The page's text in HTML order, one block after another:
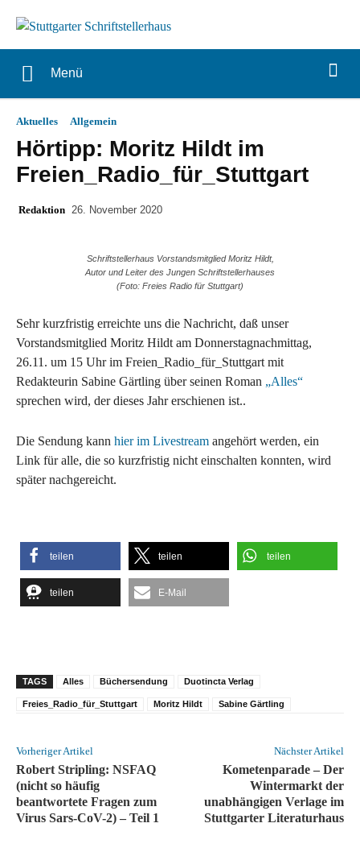
Menü
Aktuelles Allgemein
Hörtipp: Moritz Hildt im
Freien_Radio_für_Stuttgart
Redaktion 26. November 2020
Schriftstellerhaus Vorstandsmitglied Moritz Hildt,
Autor und Leiter des Jungen Schriftstellerhauses
(Foto: Freies Radio für Stuttgart)
Sehr kurzfristig erreichte uns die Nachricht, daß unser
Vorstandsmitglied Moritz Hildt am Donnerstagnachmittag,
26.11. um 15 Uhr im Freien_Radio_für_Stuttgart mit
Redakteurin Sabine Gärtling über seinen Roman „Alles“
sprechen wird, der dieses Jahr erschienen ist..
Die Sendung kann hier im Livestream angehört werden, ein
Link für alle, die so kurzfristig nicht einschalten konnten, wird
später nachgereicht.
teilen teilen teilen
teilen E-Mail
TAGS Alles Büchersendung Duotincta Verlag
Freies_Radio_für_Stuttgart Moritz Hildt Sabine Gärtling
Vorheriger Artikel
Robert Stripling: NSFAQ
(nicht so häufig
beantwortete Fragen zum
Virus Sars-CoV-2) – Teil 1
Nächster Artikel
Kometenparade – Der
Wintermarkt der
unabhängigen Verlage im
Stuttgarter Literaturhaus